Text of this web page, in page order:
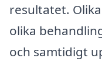
resultatet.
olika
och samtidigt